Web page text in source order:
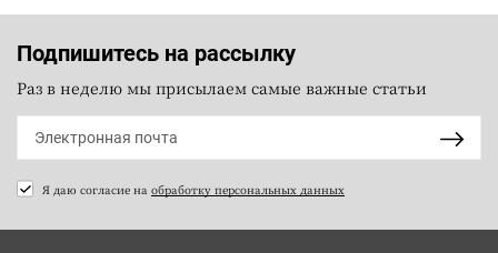
Подпишитесь на рассылку
Раз в неделю мы присылаем самые важные статьи
Я даю согласие на обработку персональных данных